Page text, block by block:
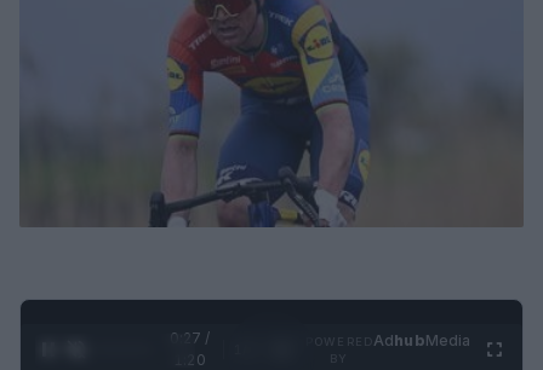
0:28 /
1:20
AdhubMedia